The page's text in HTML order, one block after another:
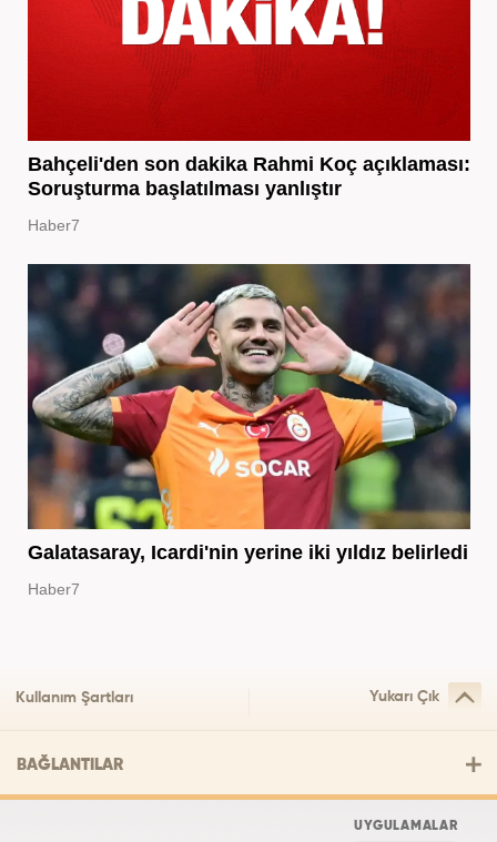
Bahçeli'den son dakika Rahmi Koç açıklaması:
Soruşturma başlatılması yanlıştır
Haber7
Galatasaray, Icardi'nin yerine iki yıldız belirledi
Haber7
Kullanım Şartları Yukarı Çık
BAĞLANTILAR
UYGULAMALAR